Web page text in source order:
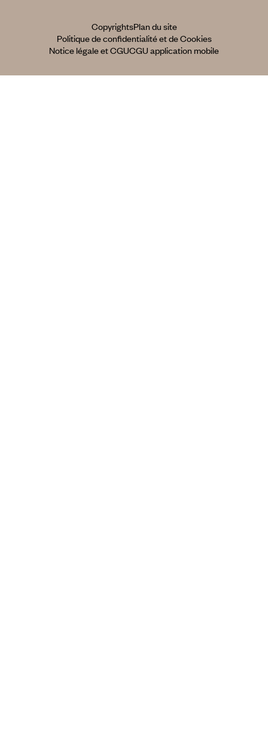
CopyrightsPlan du site
Politique de confidentialité et de Cookies
Notice légale et CGUCGU application mobile